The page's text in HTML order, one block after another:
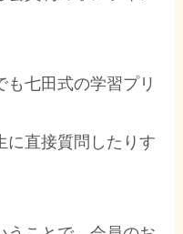
七田式の学習プリ
に直接質問したりす